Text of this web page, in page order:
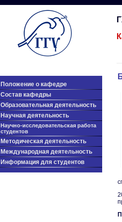
Положение о кафедре
Состав кафедры
Образовательная деятельность
Научная деятельность
Научно-исследовательская работа
студентов
Методическая деятельность
Международная деятельность
Информация для студентов